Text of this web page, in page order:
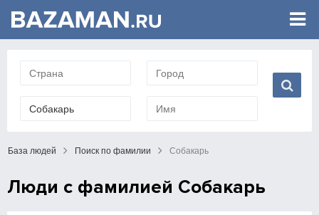
База людей Поиск по фамилии Собакарь
Люди с фамилией Собакарь